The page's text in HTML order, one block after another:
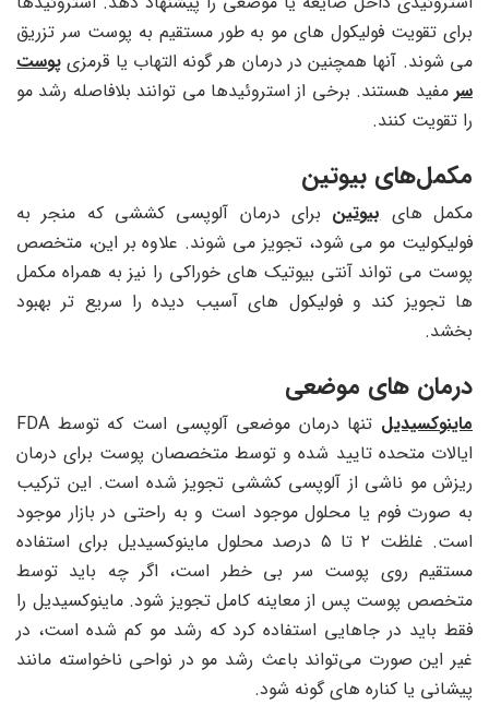
برای تقویت فولیکول های مو به طور مستقیم به پوست سر تزریق
می شوند. آنها همچنین در درمان هر گونه التهاب یا قرمزی پوست
سر مفید هستند. برخی از استروئیدها می توانند بلافاصله رشد مو
را تقویت کنند.
مکمل‌های بیوتین
مکمل هایبیوتین برای درمان آلوپسی کششی که منجر به
فولیکولیت مو می ‌شود، تجویز می ‌شوند. علاوه بر این، متخصص
پوست می تواند آنتی بیوتیک های خوراکی را نیز به همراه مکمل
ها تجویز کند و فولیکول های آسیب دیده را سریع تر بهبود
بخشد.
درمان های موضعی
ماینوکسیدیل
تنها درمان موضعی آلوپسی است که توسط FDA
ایالات متحده تایید شده و توسط متخصصان پوست برای درمان
ریزش مو ناشی از آلوپسی کششی تجویز شده است. این ترکیب
به صورت فوم یا محلول موجود است و به راحتی در بازار موجود
است. غلظت ۲ تا ۵ درصد محلول ماینوکسیدیل برای استفاده
مستقیم روی پوست سر بی خطر است، اگر چه باید توسط
متخصص پوست پس از معاینه کامل تجویز شود. ماینوکسیدیل را
فقط باید در جاهایی استفاده کرد که رشد مو کم شده است، در
غیر این صورت می‌تواند باعث رشد مو در نواحی ناخواسته مانند
پیشانی یا کناره های گونه شود.